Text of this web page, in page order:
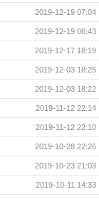
2019-12-19 07:04
2019-12-19 06:43
2019-12-17 18:19
2019-12-03 18:25
2019-12-03 18:22
2019-11-12 22:14
2019-11-12 22:10
2019-10-28 22:26
2019-10-23 21:03
2019-10-11 14:33